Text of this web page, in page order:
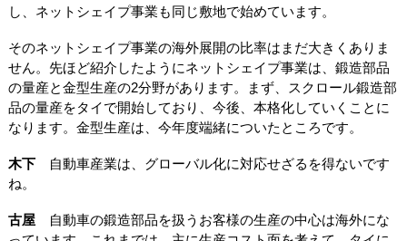
し、ネットシェイプ事業も同じ敷地で始めています。
そのネットシェイプ事業の海外展開の比率はまだ大きくありま
せん。先ほど紹介したようにネットシェイプ事業は、鍛造部品
の量産と金型生産の2分野があります。まず、スクロール鍛造部
品の量産をタイで開始しており、今後、本格化していくことに
なります。金型生産は、今年度端緒についたところです。
木下自動車産業は、グローバル化に対応せざるを得ないです
ね。
古屋自動車の鍛造部品を扱うお客様の生産の中心は海外にな